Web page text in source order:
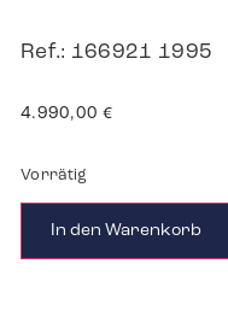
Ref.: 166921 1995
4.990,00 €
Vorrätig
In den Warenkorb